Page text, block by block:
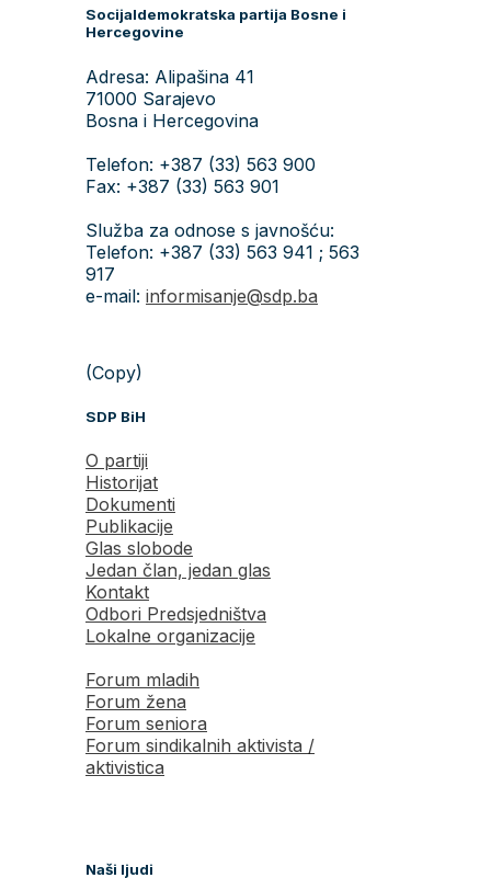
Socijaldemokratska partija Bosne i
Hercegovine
Adresa: Alipašina 41
71000 Sarajevo
Bosna i Hercegovina
Telefon: +387 (33) 563 900
Fax: +387 (33) 563 901
Služba za odnose s javnošću:
Telefon: +387 (33) 563 941 ; 563
917
e-mail: informisanje@sdp.ba
(Copy)
SDP BiH
O partiji
Historijat
Dokumenti
Publikacije
Glas slobode
Jedan član, jedan glas
Kontakt
Odbori Predsjedništva
Lokalne organizacije
Forum mladih
Forum žena
Forum seniora
Forum sindikalnih aktivista /
aktivistica
Naši ljudi